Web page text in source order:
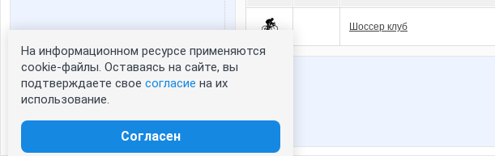
Статистика портрета:
сейчас просматривают портрет - 0
зарегистрированные пользователи
Шоссер клуб
На информационном ресурсе применяются
cookie-файлы. Оставаясь на сайте, вы
подтверждаете свое согласие на их
использование.
Согласен